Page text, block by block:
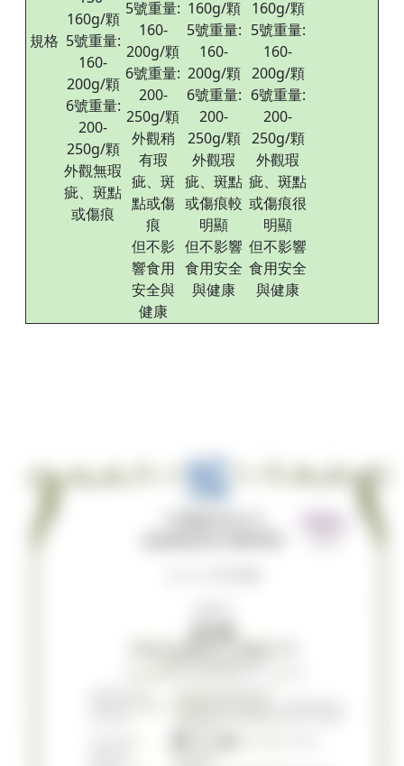
規格
160g/顆
5號重量:
160-
200g/顆
6號重量:
200-
250g/顆
外觀無瑕
疵、斑點
或傷痕
5號重量:
160-
200g/顆
6號重量:
200-
250g/顆
外觀稍
有瑕
疵、斑
點或傷
痕
但不影
響食用
安全與
健康
160g/顆
5號重量:
160-
200g/顆
6號重量:
200-
250g/顆
外觀瑕
疵、斑點
或傷痕較
明顯
但不影響
食用安全
與健康
160g/顆
5號重量:
160-
200g/顆
6號重量:
200-
250g/顆
外觀瑕
疵、斑點
或傷痕很
明顯
但不影響
食用安全
與健康